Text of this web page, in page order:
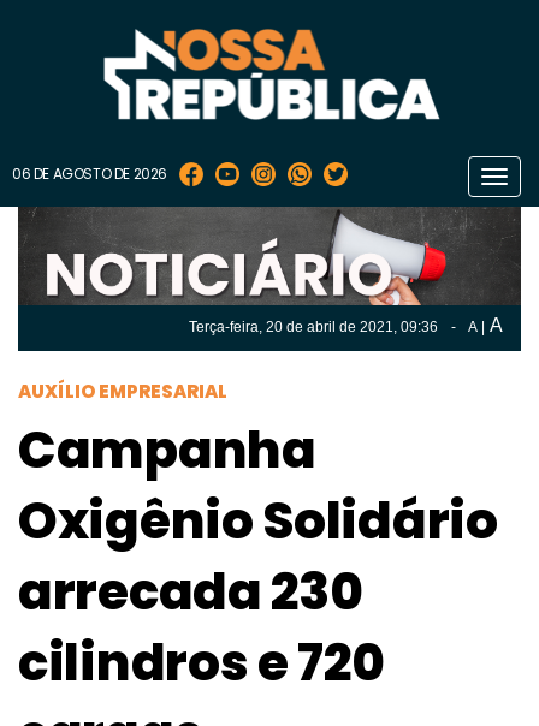
06 DE AGOSTO DE 2026
Terça-feira, 20 de abril de 2021, 09:36 - A A
AUXÍLIO EMPRESARIAL
Campanha
Oxigênio Solidário
arrecada 230
cilindros e 720